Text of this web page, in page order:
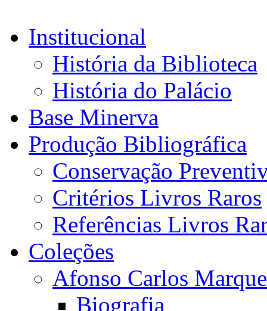
Institucional
História da Biblioteca
História do Palácio
Base Minerva
Produção Bibliográfica
Conservação
Critérios Livros Raros
Referências Livros
Coleções
Afonso Carlos
Biografia